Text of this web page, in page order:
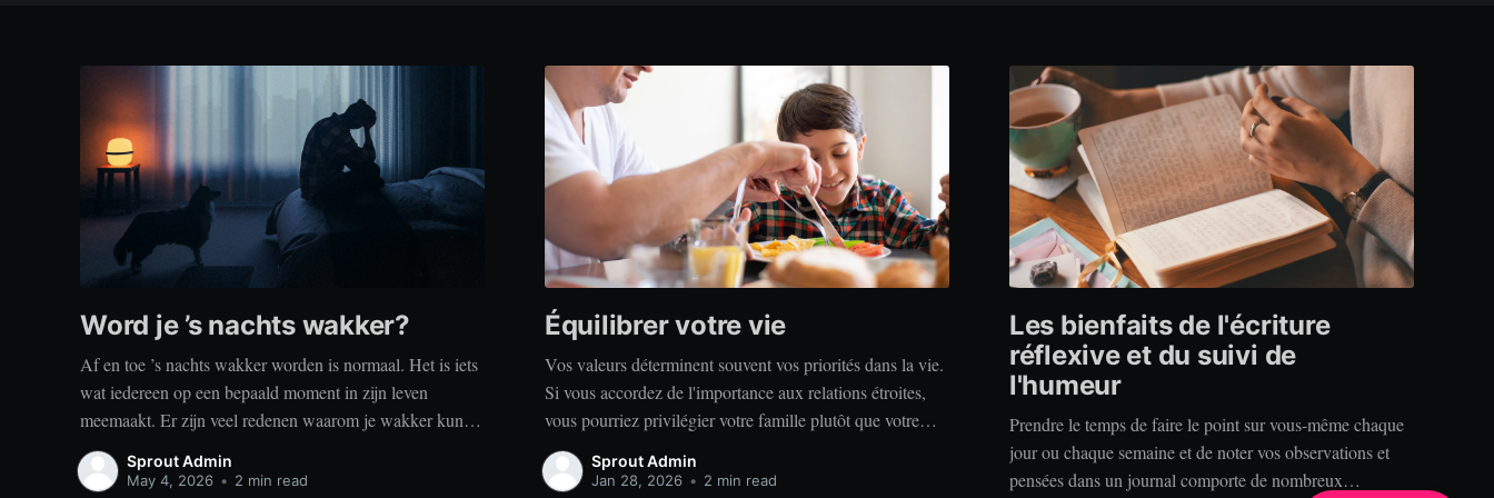
Word je ’s nachts wakker?
Af en toe ’s nachts wakker worden is normaal. Het is iets
wat iedereen op een bepaald moment in zijn leven
meemaakt. Er zijn veel redenen waarom je wakker kunt
worden, zoals stress, naar het toilet moeten, je omgeving
of medische aandoeningen die je slaap beïnvloeden. Dit
Sprout Admin
May 4, 2026 • 2 min read
Équilibrer votre vie
Vos valeurs déterminent souvent vos priorités dans la vie.
Si vous accordez de l'importance aux relations étroites,
vous pourriez privilégier votre famille plutôt que votre
indépendance. Si vous accordez de l'importance à la
réussite, vous privilégierez peut-être le travail acharné
Sprout Admin
Jan 28, 2026 • 2 min read
Les bienfaits de l'écriture
réflexive et du suivi de
l'humeur
Prendre le temps de faire le point sur vous-même chaque
jour ou chaque semaine et de noter vos observations et
pensées dans un journal comporte de nombreux